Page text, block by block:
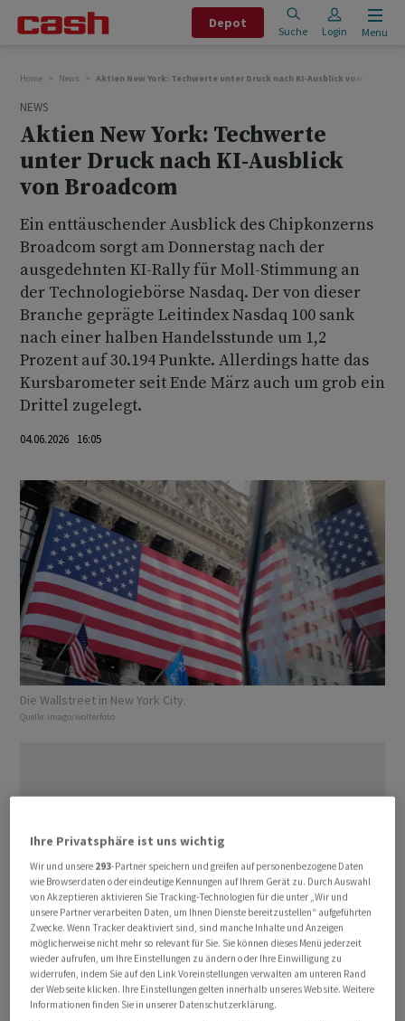
Depot
Suche Login Menu
Home News Aktien New York: Techwerte unter Druck nach KI-Ausblick von
NEWS
Aktien New York: Techwerte
unter Druck nach KI-Ausblick
von Broadcom
Ein enttäuschender Ausblick des Chipkonzerns
Broadcom sorgt am Donnerstag nach der
ausgedehnten KI-Rally für Moll-Stimmung an
der Technologiebörse Nasdaq. Der von dieser
Branche geprägte Leitindex Nasdaq 100 sank
nach einer halben Handelsstunde um 1,2
Prozent auf 30.194 Punkte. Allerdings hatte das
Kursbarometer seit Ende März auch um grob ein
Drittel zugelegt.
04.06.2026 16:05
Die Wallstreet in New York City.
Quelle: imago/wolterfoto
Ihre Privatsphäre ist uns wichtig
Wir und unsere 293-Partner speichern und greifen auf personenbezogene Daten
wie Browserdaten oder eindeutige Kennungen auf Ihrem Gerät zu. Durch Auswahl
von Akzeptieren aktivieren Sie Tracking-Technologien für die unter „Wir und
unsere Partner verarbeiten Daten, um Ihnen Dienste bereitzustellen“ aufgeführten
Zwecke. Wenn Tracker deaktiviert sind, sind manche Inhalte und Anzeigen
möglicherweise nicht mehr so relevant für Sie. Sie können dieses Menü jederzeit
wieder aufrufen, um Ihre Einstellungen zu ändern oder Ihre Einwilligung zu
widerrufen, indem Sie auf den Link Voreinstellungen verwalten am unteren Rand
der Webseite klicken. Ihre Einstellungen gelten innerhalb unseres Website. Weitere
Informationen finden Sie in unserer Datenschutzerklärung.